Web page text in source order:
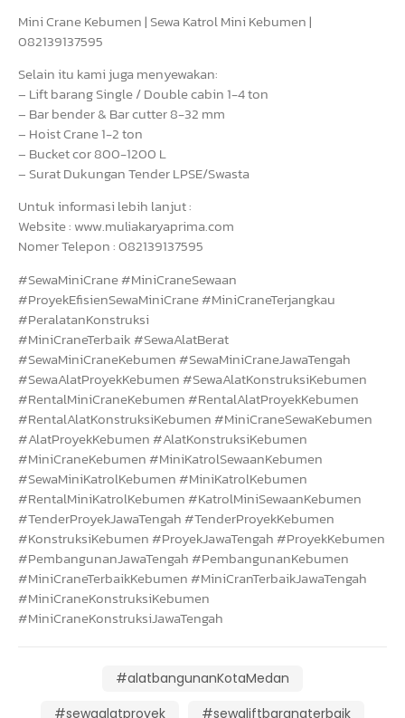
Mini Crane Kebumen | Sewa Katrol Mini Kebumen |
082139137595
Selain itu kami juga menyewakan:
– Lift barang Single / Double cabin 1-4 ton
– Bar bender & Bar cutter 8-32 mm
– Hoist Crane 1-2 ton
– Bucket cor 800-1200 L
– Surat Dukungan Tender LPSE/Swasta
Untuk informasi lebih lanjut :
Website : www.muliakaryaprima.com
Nomer Telepon : 082139137595
#SewaMiniCrane #MiniCraneSewaan
#ProyekEfisienSewaMiniCrane #MiniCraneTerjangkau
#PeralatanKonstruksi
#MiniCraneTerbaik #SewaAlatBerat
#SewaMiniCraneKebumen #SewaMiniCraneJawaTengah
#SewaAlatProyekKebumen #SewaAlatKonstruksiKebumen
#RentalMiniCraneKebumen #RentalAlatProyekKebumen
#RentalAlatKonstruksiKebumen #MiniCraneSewaKebumen
#AlatProyekKebumen #AlatKonstruksiKebumen
#MiniCraneKebumen #MiniKatrolSewaanKebumen
#SewaMiniKatrolKebumen #MiniKatrolKebumen
#RentalMiniKatrolKebumen #KatrolMiniSewaanKebumen
#TenderProyekJawaTengah #TenderProyekKebumen
#KonstruksiKebumen #ProyekJawaTengah #ProyekKebumen
#PembangunanJawaTengah #PembangunanKebumen
#MiniCraneTerbaikKebumen #MiniCranTerbaikJawaTengah
#MiniCraneKonstruksiKebumen
#MiniCraneKonstruksiJawaTengah
#alatbangunanKotaMedan
#sewaalatproyek
#sewaliftbarangterbaik